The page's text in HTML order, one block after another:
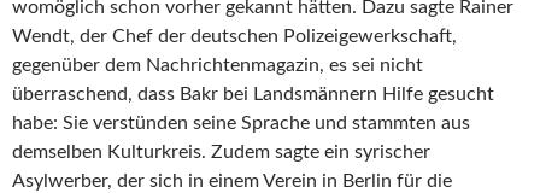
womöglich schon vorher gekannt hätten. Dazu sagte Rainer
Wendt, der Chef der deutschen Polizeigewerkschaft,
gegenüber dem Nachrichtenmagazin, es sei nicht
überraschend, dass Bakr bei Landsmännern Hilfe gesucht
habe: Sie verstünden seine Sprache und stammten aus
demselben Kulturkreis. Zudem sagte ein syrischer
Asylwerber, der sich in einem Verein in Berlin für die